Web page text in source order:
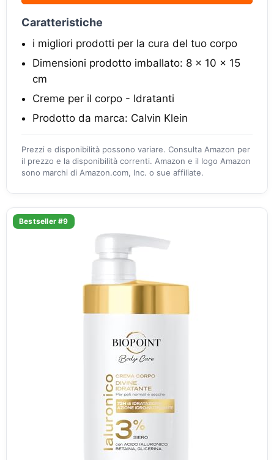
Caratteristiche
i migliori prodotti per la cura del tuo corpo
Dimensioni prodotto imballato: 8 x 10 x 15
cm
Creme per il corpo - Idratanti
Prodotto da marca: Calvin Klein
Prezzi e disponibilità possono variare. Consulta Amazon per
il prezzo e la disponibilità correnti. Amazon e il logo Amazon
sono marchi di Amazon.com, Inc. o sue affiliate.
Bestseller #9